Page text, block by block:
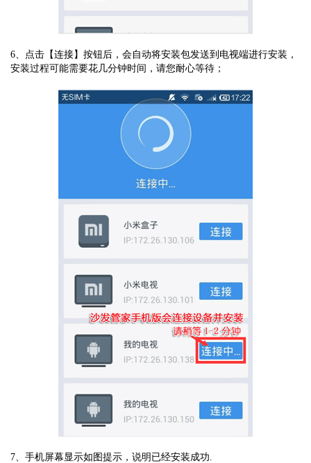
6、点击【连接】按钮后，会自动将安装包发送到电视端进行安装，
安装过程可能需要花几分钟时间，请您耐心等待；
7、手机屏幕显示如图提示，说明已经安装成功.